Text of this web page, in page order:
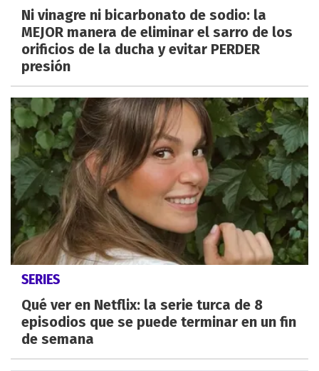
Ni vinagre ni bicarbonato de sodio: la
MEJOR manera de eliminar el sarro de los
orificios de la ducha y evitar PERDER
presión
SERIES
Qué ver en Netflix: la serie turca de 8
episodios que se puede terminar en un fin
de semana